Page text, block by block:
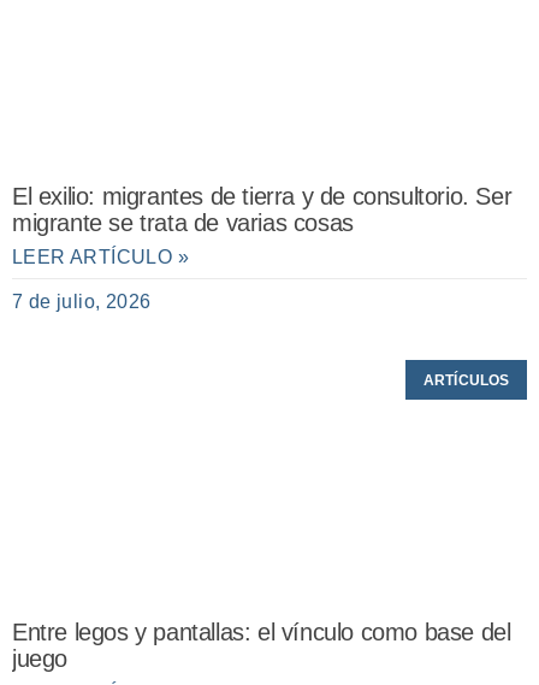
El exilio: migrantes de tierra y de consultorio. Ser
migrante se trata de varias cosas
LEER ARTÍCULO »
7 de julio, 2026
ARTÍCULOS
Entre legos y pantallas: el vínculo como base del
juego